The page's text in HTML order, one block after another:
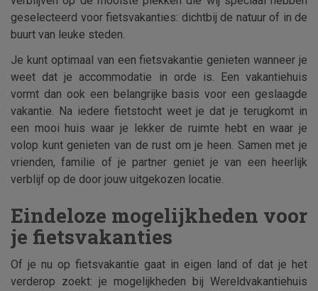
geselecteerd voor fietsvakanties: dichtbij de natuur of in de
buurt van leuke steden.
Je kunt optimaal van een fietsvakantie genieten wanneer je
weet dat je accommodatie in orde is. Een vakantiehuis
vormt dan ook een belangrijke basis voor een geslaagde
vakantie. Na iedere fietstocht weet je dat je terugkomt in
een mooi huis waar je lekker de ruimte hebt en waar je
volop kunt genieten van de rust om je heen. Samen met je
vrienden, familie of je partner geniet je van een heerlijk
verblijf op de door jouw uitgekozen locatie.
Eindeloze mogelijkheden voor
je fietsvakanties
Of je nu op fietsvakantie gaat in eigen land of dat je het
verderop zoekt: je mogelijkheden bij Wereldvakantiehuis